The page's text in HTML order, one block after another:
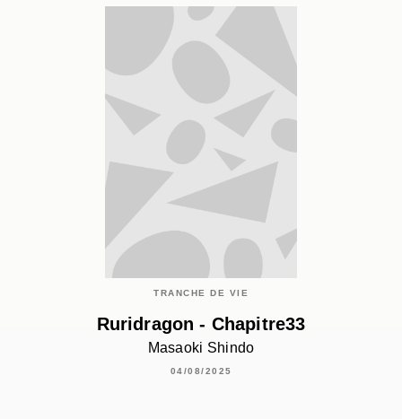
TRANCHE DE VIE
Ruridragon - Chapitre33
Masaoki Shindo
04/08/2025